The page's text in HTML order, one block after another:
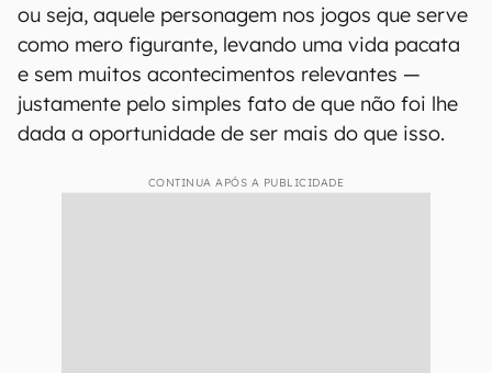
ou seja, aquele personagem nos jogos que serve
como mero figurante, levando uma vida pacata
e sem muitos acontecimentos relevantes —
justamente pelo simples fato de que não foi lhe
dada a oportunidade de ser mais do que isso.
CONTINUA APÓS A PUBLICIDADE